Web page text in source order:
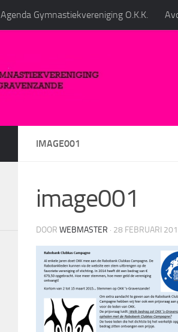
Agenda Gymnastiekvereniging O.K.K.
IMAGE001
image001
DOOR WEBMASTER · 28 FEBRUARI